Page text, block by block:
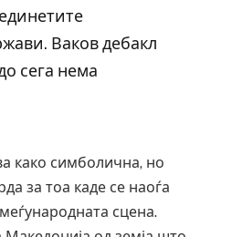
Ваков дебакл
сега нема
како симболична, но
за тоа каде се наоѓа
сцена.